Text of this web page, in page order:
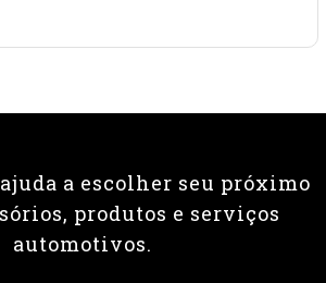
a escolher seu próximo
produtos e serviços
automotivos.